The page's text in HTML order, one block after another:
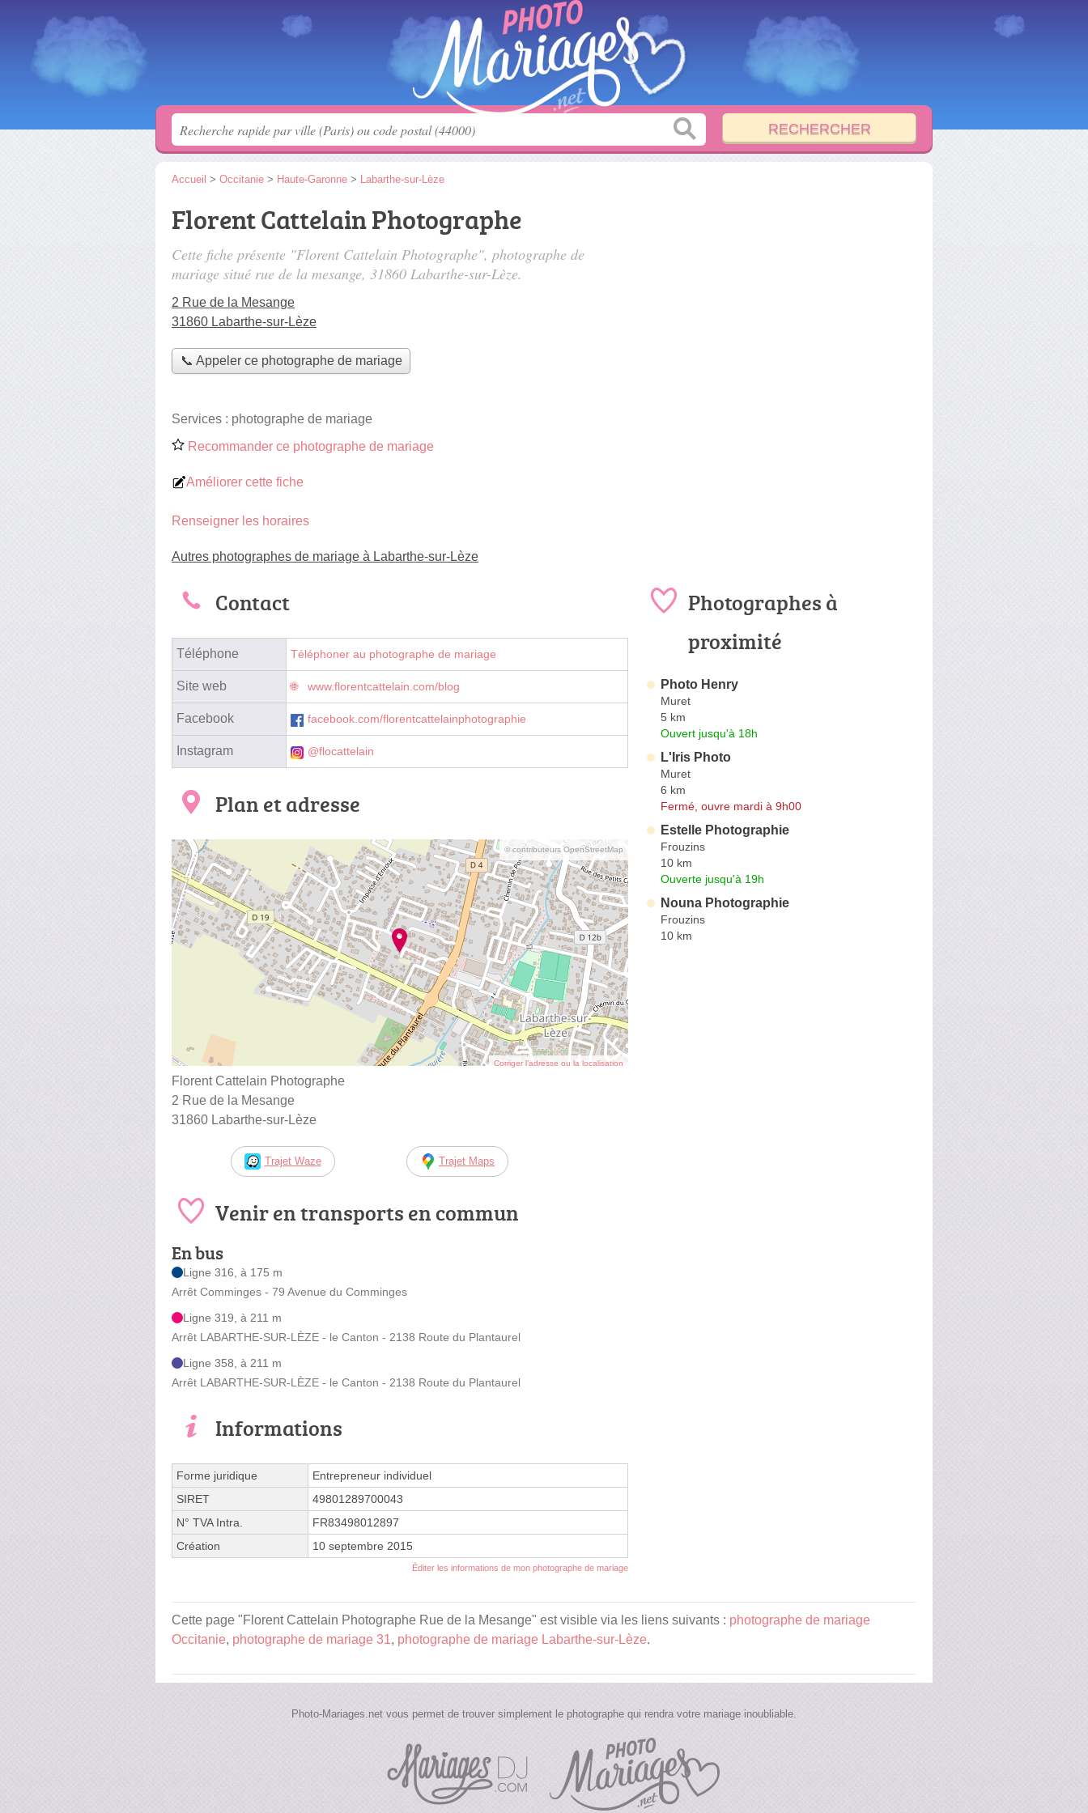
Accueil > Occitanie > Haute-Garonne > Labarthe-sur-Lèze
Florent Cattelain Photographe
Cette fiche présente "Florent Cattelain Photographe", photographe de
mariage situé rue de la mesange, 31860 Labarthe-sur-Lèze.
2 Rue de la Mesange
31860 Labarthe-sur-Lèze
📞 Appeler ce photographe de mariage
Services : photographe de mariage
Recommander ce photographe de mariage
Améliorer cette fiche
Renseigner les horaires
Autres photographes de mariage à Labarthe-sur-Lèze
Contact
Téléphone Téléphoner au photographe de mariage
Site web www.florentcattelain.com/blog
Facebook facebook.com/florentcattelainphotographie
Instagram @flocattelain
Plan et adresse
© contributeurs OpenStreetMap
Corriger l’adresse ou la localisation
Florent Cattelain Photographe
2 Rue de la Mesange
31860 Labarthe-sur-Lèze
Trajet Waze Trajet Maps
Venir en transports en commun
En bus
Ligne 316, à 175 m
Arrêt Comminges - 79 Avenue du Comminges
Ligne 319, à 211 m
Arrêt LABARTHE-SUR-LÈZE - le Canton - 2138 Route du Plantaurel
Ligne 358, à 211 m
Arrêt LABARTHE-SUR-LÈZE - le Canton - 2138 Route du Plantaurel
Informations
Forme juridique
Entrepreneur individuel
SIRET
49801289700043
N° TVA Intra.
FR83498012897
Création
10 septembre 2015
Éditer les informations de mon photographe de mariage
Photographes à
proximité
Photo Henry
Muret
5 km
Ouvert jusqu'à 18h
L'Iris Photo
Muret
6 km
Fermé, ouvre mardi à 9h00
Estelle Photographie
Frouzins
10 km
Ouverte jusqu'à 19h
Nouna Photographie
Frouzins
10 km
Cette page "Florent Cattelain Photographe Rue de la Mesange" est visible via les liens suivants : photographe de mariage
Occitanie, photographe de mariage 31, photographe de mariage Labarthe-sur-Lèze.
Photo-Mariages.net vous permet de trouver simplement le photographe qui rendra votre mariage inoubliable.